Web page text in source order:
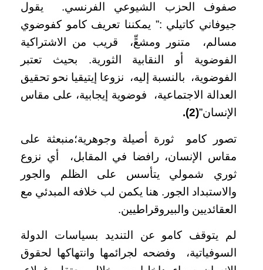
صفوف الحزب الشيوعي الفرنسي. يقول
جيوفاني كاتيلي :” يمكننا تعريف كامو كفوضوي
مسالم، متنور ومشعٍّ، قريب من الاشتراكية
الفوضوية أو النقابية الثورية. بحيث تعتبر
الفوضوية، بالنسبة إليه، نزوعا إيتيقيا نحو تحقيق
العدالة الاجتماعية، فوضوية إيجابية، على مقاس
الإنسان”(2)
.
تصور كامو ثورة أصيلة وجوهرية؛منبعثة على
مقاس الإنسان، رافضا في المقابل، أي نزوع
ثوري شمولي يتأسس على الظلم والجور
والاستبداد الجور. هنا يكمن لب خلافه المبدئي مع
العقائديين والبيروقراطيين.
لم يتوقف كامو عن التنديد بسياسات الدولة
السوفياتية، وفضحه لجرائمها وانتهاكها لحقوق